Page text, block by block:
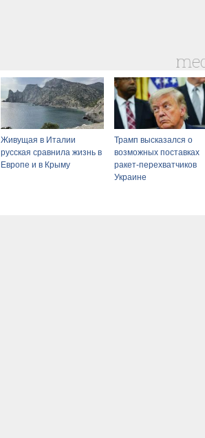
Живущая в Италии
русская сравнила жизнь в
Европе и в Крыму
Трамп высказался о
возможных поставках
ракет-перехватчиков
Украине